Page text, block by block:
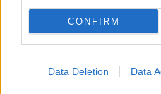
CONFIRM
Data Deletion Data
Magyarország tele van gyönyörű
is. A jó idő beköszöntével
Szedd